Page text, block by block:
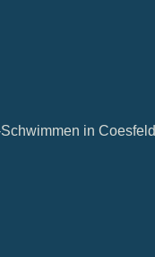
in Coesfeld